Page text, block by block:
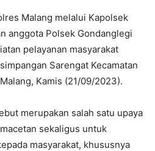
Malang melalui Kapolsek
anggota Polsek Gondanglegi
pelayanan masyarakat
Sarengat Kecamatan
Kamis (21/09/2023).
merupakan salah satu upaya
sekaligus untuk
masyarakat, khususnya